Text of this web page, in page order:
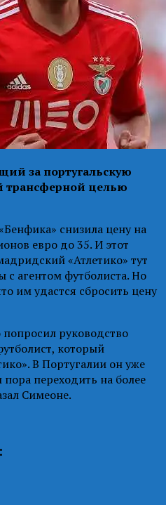
за португальскую
трансферной целью
снизила цену на
евро до 35. И этот
«Атлетико» тут
с агентом футболиста. Но
им удастся сбросить цену
попросил руководство
который
В Португалии он уже
пора переходить на более
Симеоне.